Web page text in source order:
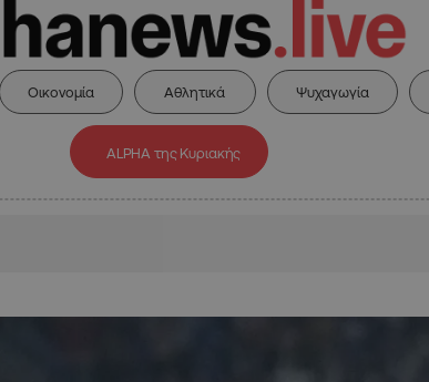
Οικονομία Αθλητικά Ψυχαγωγία
ALPHA της Κυριακής